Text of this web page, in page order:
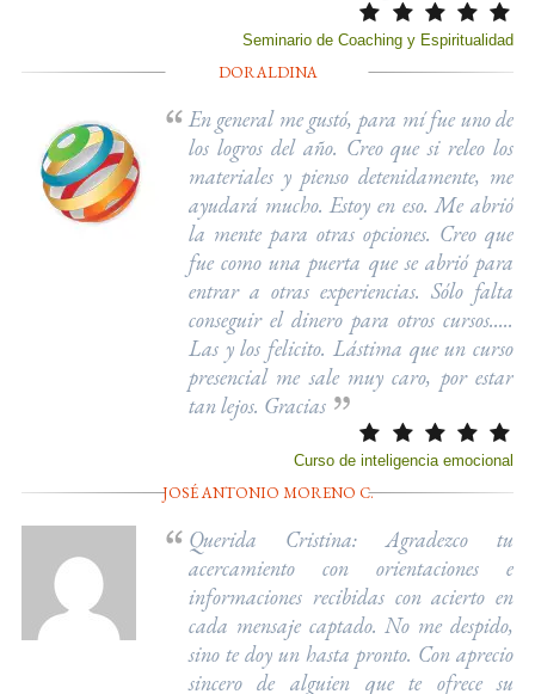
Seminario de Coaching y Espiritualidad
DORALDINA
En general me gustó, para mí fue uno de
los logros del año. Creo que si releo los
materiales y pienso detenidamente, me
ayudará mucho. Estoy en eso. Me abrió
la mente para otras opciones. Creo que
fue como una puerta que se abrió para
entrar a otras experiencias. Sólo falta
conseguir el dinero para otros cursos.....
Las y los felicito. Lástima que un curso
presencial me sale muy caro, por estar
tan lejos. Gracias
Curso de inteligencia emocional
JOSÉ ANTONIO MORENO C.
Querida Cristina: Agradezco tu
acercamiento con orientaciones e
informaciones recibidas con acierto en
cada mensaje captado. No me despido,
sino te doy un hasta pronto. Con aprecio
sincero de alguien que te ofrece su